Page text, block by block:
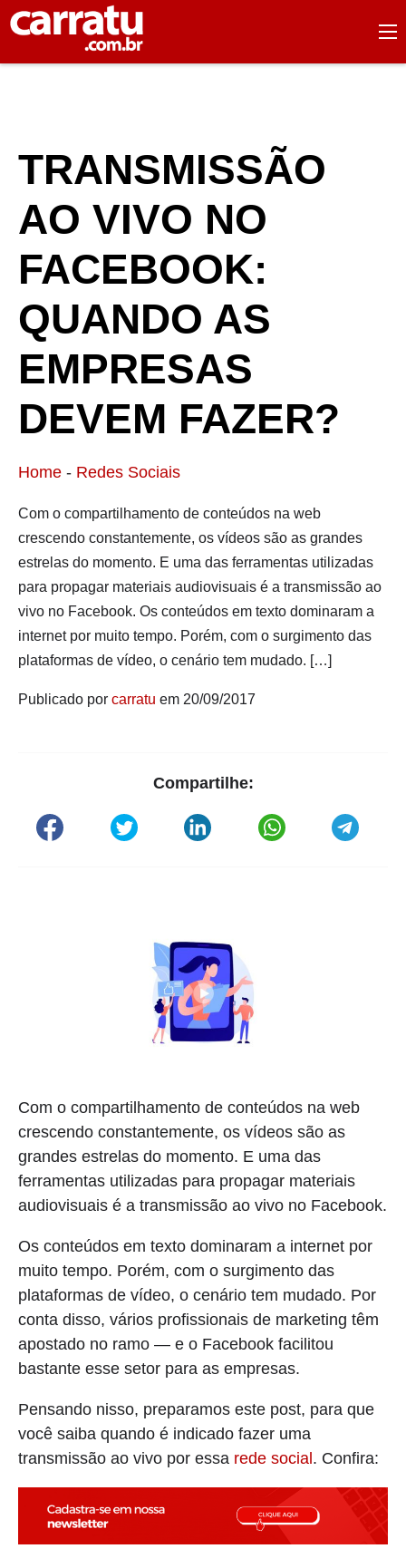
TRANSMISSÃO
AO VIVO NO
FACEBOOK:
QUANDO AS
EMPRESAS
DEVEM FAZER?
Home - Redes Sociais
Com o compartilhamento de conteúdos na web
crescendo constantemente, os vídeos são as grandes
estrelas do momento. E uma das ferramentas utilizadas
para propagar materiais audiovisuais é a transmissão ao
vivo no Facebook. Os conteúdos em texto dominaram a
internet por muito tempo. Porém, com o surgimento das
plataformas de vídeo, o cenário tem mudado. […]
Publicado por carratu em 20/09/2017
Compartilhe:
Com o compartilhamento de conteúdos na web
crescendo constantemente, os vídeos são as
grandes estrelas do momento. E uma das
ferramentas utilizadas para propagar materiais
audiovisuais é a transmissão ao vivo no Facebook.
Os conteúdos em texto dominaram a internet por
muito tempo. Porém, com o surgimento das
plataformas de vídeo, o cenário tem mudado. Por
conta disso, vários profissionais de marketing têm
apostado no ramo — e o Facebook facilitou
bastante esse setor para as empresas.
Pensando nisso, preparamos este post, para que
você saiba quando é indicado fazer uma
transmissão ao vivo por essa rede social . Confira: